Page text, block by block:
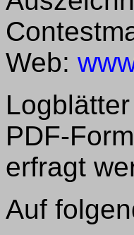
Web:
PDF-
erfragt
Auf